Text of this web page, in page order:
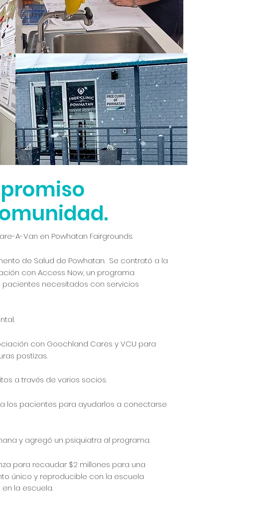
A-Van en Powhatan Fairgrounds.
de Salud de Powhatan. Se contrató a la
con Access Now, un programa
necesitados con servicios
con Goochland Cares y VCU para
postizas.
a través de varios socios.
los pacientes para ayudarlos a conectarse
y agregó un psiquiatra al programa.
para recaudar $2 millones para una
único y reproducible con la escuela
la escuela.